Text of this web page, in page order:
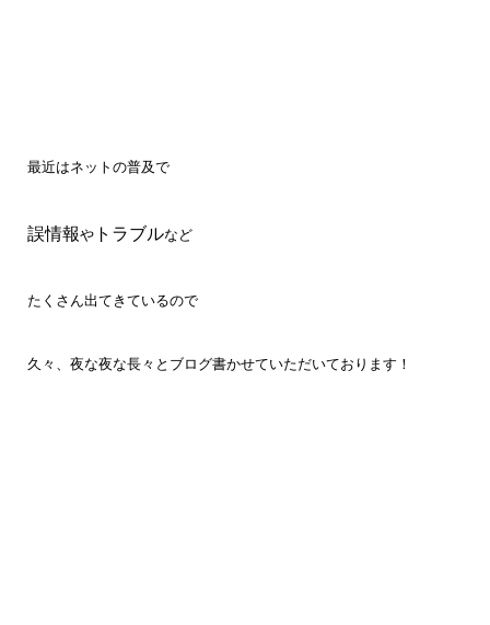
最近はネットの普及で
誤情報やトラブルなど
たくさん出てきているので
久々、夜な夜な長々とブログ書かせていただいております！